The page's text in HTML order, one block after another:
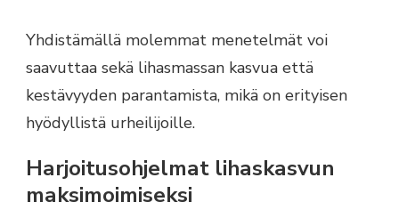
Yhdistämällä molemmat menetelmät voi
saavuttaa sekä lihasmassan kasvua että
kestävyyden parantamista, mikä on erityisen
hyödyllistä urheilijoille.
Harjoitusohjelmat lihaskasvun
maksimoimiseksi